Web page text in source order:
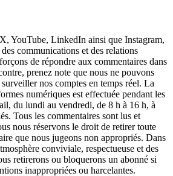
YouTube, LinkedIn ainsi que Instagram,
communications et des relations
de répondre aux commentaires dans
prenez note que nous ne pouvons
nos comptes en temps réel. La
numériques est effectuée pendant les
du lundi au vendredi, de 8 h à 16 h, à
Tous les commentaires sont lus et
nous réservons le droit de retirer toute
que nous jugeons non appropriés. Dans
conviviale, respectueuse et des
retirerons ou bloquerons un abonné si
inappropriées ou harcelantes.